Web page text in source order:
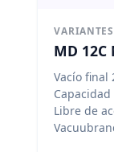
MD 12C
Vacío final
Libre de